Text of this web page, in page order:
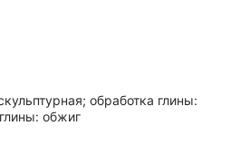
обработка глины:
обжиг